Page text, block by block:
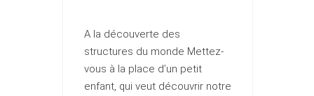
A la découverte des
structures du monde Mettez-
vous à la place d’un petit
enfant, qui veut découvrir notre